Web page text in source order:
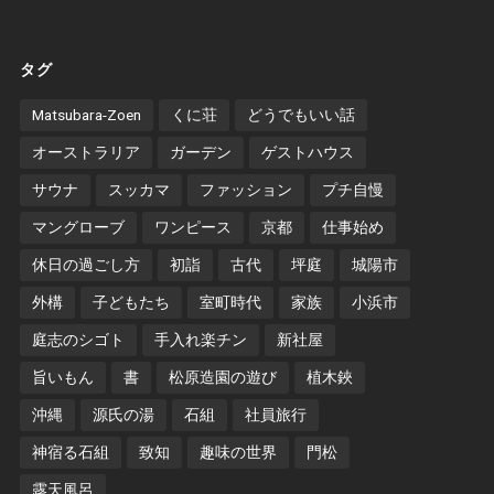
タグ
Matsubara-Zoen くに荘 どうでもいい話
オーストラリア ガーデン ゲストハウス
サウナ スッカマ ファッション プチ自慢
マングローブ ワンピース 京都 仕事始め
休日の過ごし方 初詣 古代 坪庭 城陽市
外構 子どもたち 室町時代 家族 小浜市
庭志のシゴト 手入れ楽チン 新社屋
旨いもん 書 松原造園の遊び 植木鋏
沖縄 源氏の湯 石組 社員旅行
神宿る石組 致知 趣味の世界 門松
露天風呂